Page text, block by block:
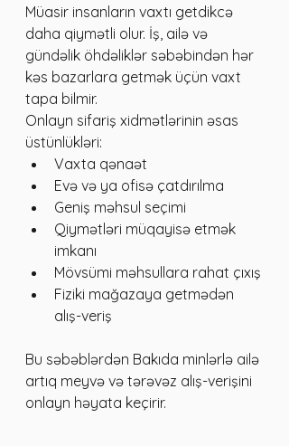
Müasir insanların vaxtı getdikcə
daha qiymətli olur. İş, ailə və
gündəlik öhdəliklər səbəbindən hər
kəs bazarlara getmək üçün vaxt
tapa bilmir.
Onlayn sifariş xidmətlərinin əsas
üstünlükləri:
Vaxta qənaət
Evə və ya ofisə çatdırılma
Geniş məhsul seçimi
Qiymətləri müqayisə etmək
imkanı
Mövsümi məhsullara rahat çıxış
Fiziki mağazaya getmədən
alış-veriş
Bu səbəblərdən Bakıda minlərlə ailə
artıq meyvə və tərəvəz alış-verişini
onlayn həyata keçirir.